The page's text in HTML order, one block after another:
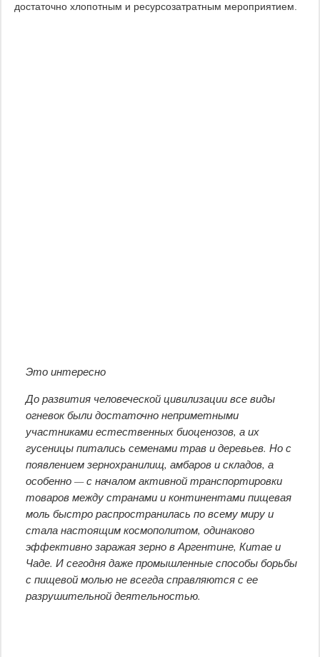
достаточно хлопотным и ресурсозатратным мероприятием.
Это интересно
До развития человеческой цивилизации все виды
огневок были достаточно неприметными
участниками естественных биоценозов, а их
гусеницы питались семенами трав и деревьев. Но с
появлением зернохранилищ, амбаров и складов, а
особенно — с началом активной транспортировки
товаров между странами и континентами пищевая
моль быстро распространилась по всему миру и
стала настоящим космополитом, одинаково
эффективно заражая зерно в Аргентине, Китае и
Чаде. И сегодня даже промышленные способы борьбы
с пищевой молью не всегда справляются с ее
разрушительной деятельностью.